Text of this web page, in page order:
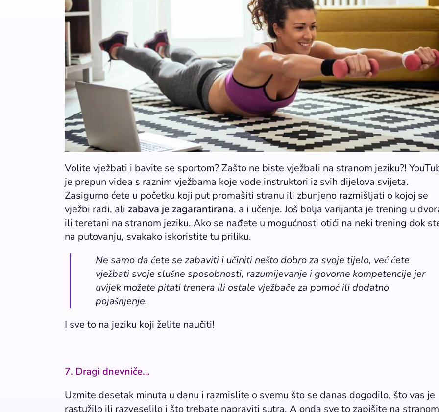
Volite vježbati i bavite se sportom? Zašto ne biste vježbali na stranom jeziku?!
je prepun videa s raznim vježbama koje vode instruktori iz svih dijelova svijeta.
Zasigurno ćete u početku koji put promašiti stranu ili zbunjeno razmišljati o kojoj se
vježbi radi, ali zabava je zagarantirana, a i učenje. Još bolja varijanta je trening u
ili teretani na stranom jeziku. Ako se nađete u mogućnosti otići na neki trening dok
na putovanju, svakako iskoristite tu priliku.
Ne samo da ćete se zabaviti i učiniti nešto dobro za svoje tijelo, već ćete
vježbati svoje slušne sposobnosti, razumijevanje i govorne kompetencije jer
uvijek možete pitati trenera ili ostale vježbače za pomoć ili dodatno
pojašnjenje.
I sve to na jeziku koji želite naučiti!
7. Dragi dnevniče…
Uzmite desetak minuta u danu i razmislite o svemu što se danas dogodilo, što vas je
rastužilo ili razveselilo i što trebate napraviti sutra. A onda sve to zapišite na stranom